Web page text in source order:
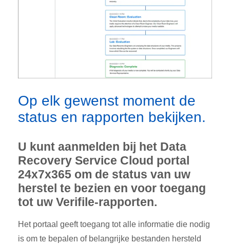
Op elk gewenst moment de
status en rapporten bekijken.
U kunt aanmelden bij het Data
Recovery Service Cloud portal
24x7x365 om de status van uw
herstel te bezien en voor toegang
tot uw Verifile-rapporten.
Het portaal geeft toegang tot alle informatie die nodig
is om te bepalen of belangrijke bestanden hersteld